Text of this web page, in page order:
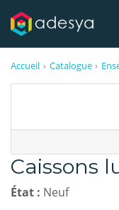
Accueil Catalogue
Caissons
État : Neuf